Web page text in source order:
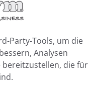
Party-Tools, um die
Analysen
die für